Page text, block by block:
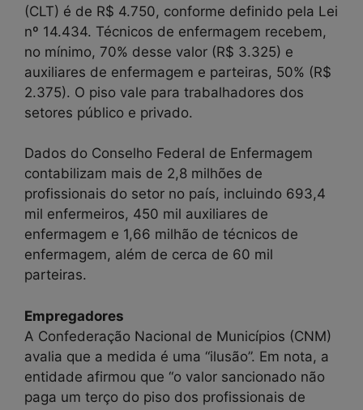
(CLT) é de R$ 4.750, conforme definido pela Lei
nº 14.434. Técnicos de enfermagem recebem,
no mínimo, 70% desse valor (R$ 3.325) e
auxiliares de enfermagem e parteiras, 50% (R$
2.375). O piso vale para trabalhadores dos
setores público e privado.
Dados do Conselho Federal de Enfermagem
contabilizam mais de 2,8 milhões de
profissionais do setor no país, incluindo 693,4
mil enfermeiros, 450 mil auxiliares de
enfermagem e 1,66 milhão de técnicos de
enfermagem, além de cerca de 60 mil
parteiras.
Empregadores
A Confederação Nacional de Municípios (CNM)
avalia que a medida é uma “ilusão”. Em nota, a
entidade afirmou que “o valor sancionado não
paga um terço do piso dos profissionais de